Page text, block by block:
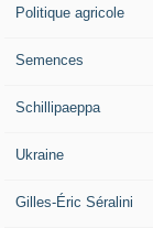
Politique agricole
Semences
Schillipaeppa
Ukraine
Gilles-Éric Séralini